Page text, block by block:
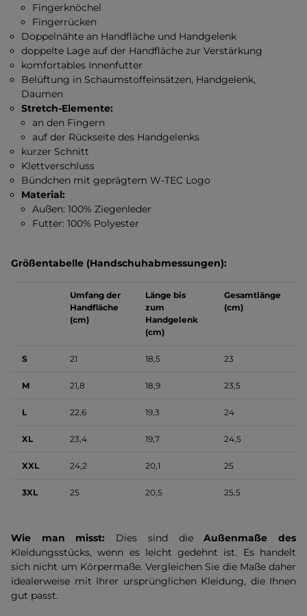
Fingerknöchel
Fingerrücken
Doppelnähte an Handfläche und Handgelenk
doppelte Lage auf der Handfläche zur Verstärkung
komfortables Innenfutter
Belüftung in Schaumstoffeinsätzen, Handgelenk,
Daumen
Stretch-Elemente:
an den Fingern
auf der Rückseite des Handgelenks
kurzer Schnitt
Klettverschluss
Bündchen mit geprägtem W-TEC Logo
Material:
Außen: 100% Ziegenleder
Futter: 100% Polyester
Größentabelle (Handschuhabmessungen):
Umfang der
Handfläche
(cm)
Länge bis
zum
Handgelenk
(cm)
Gesamtlänge
(cm)
S 21 18,5 23
M 21,8 18,9 23,5
L 22,6 19,3 24
XL 23,4 19,7 24,5
XXL 24,2 20,1 25
3XL 25 20,5 25,5
Wie man misst: Dies sind dieAußenmaße des
Kleidungsstücks, wenn es leicht gedehnt ist. Es handelt
sich nicht um Körpermaße. Vergleichen Sie die Maße daher
idealerweise mit Ihrer ursprünglichen Kleidung, die Ihnen
gut passt.